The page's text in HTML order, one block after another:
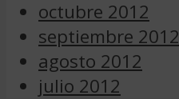
octubre 2012
septiembre 2012
agosto 2012
julio 2012